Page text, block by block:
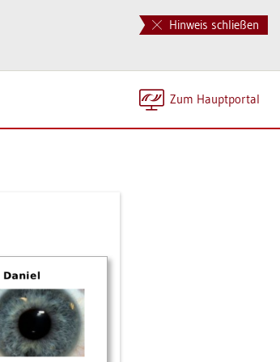
Hinweis schließen
Zum Haupt­por­tal